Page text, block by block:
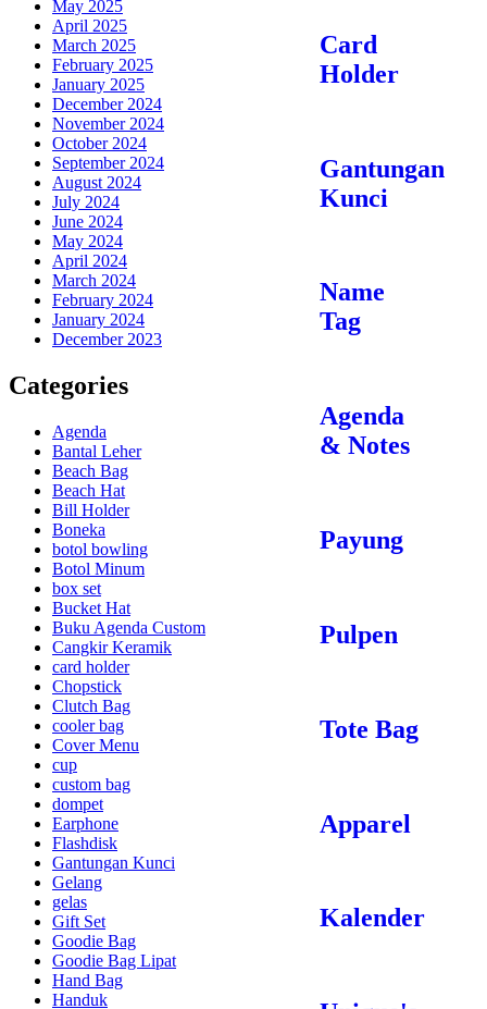
Card
Holder
Gantungan
Kunci
Name
Tag
Agenda
& Notes
Payung
Pulpen
Tote Bag
Apparel
Kalender
May 2025
April 2025
March 2025
February 2025
January 2025
December 2024
November 2024
October 2024
September 2024
August 2024
July 2024
June 2024
May 2024
April 2024
March 2024
February 2024
January 2024
December 2023
Categories
Agenda
Bantal Leher
Beach Bag
Beach Hat
Bill Holder
Boneka
botol bowling
Botol Minum
box set
Bucket Hat
Buku Agenda Custom
Cangkir Keramik
card holder
Chopstick
Clutch Bag
cooler bag
Cover Menu
cup
custom bag
dompet
Earphone
Flashdisk
Gantungan Kunci
Gelang
gelas
Gift Set
Goodie Bag
Goodie Bag Lipat
Hand Bag
Handuk